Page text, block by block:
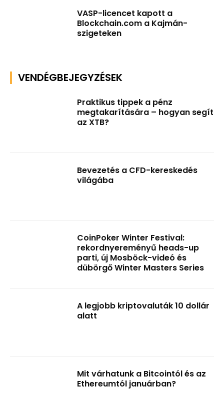
VASP-licencet kapott a
Blockchain.com a Kajmán-
szigeteken
VENDÉGBEJEGYZÉSEK
Praktikus tippek a pénz
megtakarítására – hogyan segít
az XTB?
Bevezetés a CFD-kereskedés
világába
CoinPoker Winter Festival:
rekordnyereményű heads-up
parti, új Mosböck-videó és
dübörgő Winter Masters Series
A legjobb kriptovaluták 10 dollár
alatt
Mit várhatunk a Bitcointól és az
Ethereumtól januárban?